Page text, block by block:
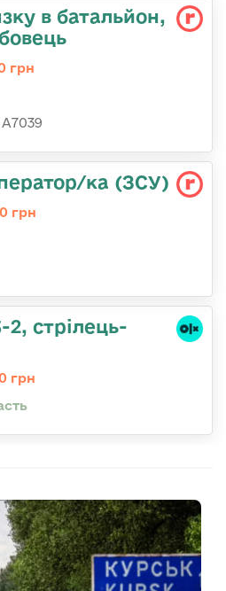
в батальйон,
грн
ка (ЗСУ)
грн
2, стрілець-
грн